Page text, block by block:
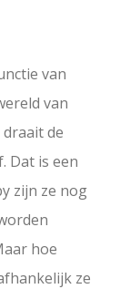
van
van
de
Dat is een
zijn ze nog
hoe
ze